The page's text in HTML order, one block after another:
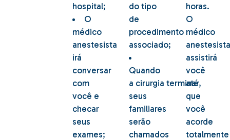
hospital;
O
médico
anestesista
irá
conversar
com
você e
checar
seus
exames;
do tipo
de
procedimento
associado;
Quando
a cirurgia terminar,
seus
familiares
serão
chamados
horas.
O
médico
anestesista
assistirá
você
até
que
você
acorde
totalmente